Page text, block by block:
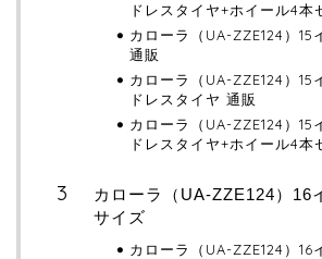
ドレスタイヤ+ホイール4本
カローラ（UA-ZZE124）15
通販
カローラ（UA-ZZE124）15
ドレスタイヤ 通販
カローラ（UA-ZZE124）15
ドレスタイヤ+ホイール4本
カローラ（UA-ZZE124）16
サイズ
カローラ（UA-ZZE124）16